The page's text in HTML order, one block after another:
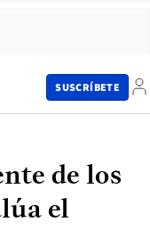
SUSCRÍBETE
de los
el